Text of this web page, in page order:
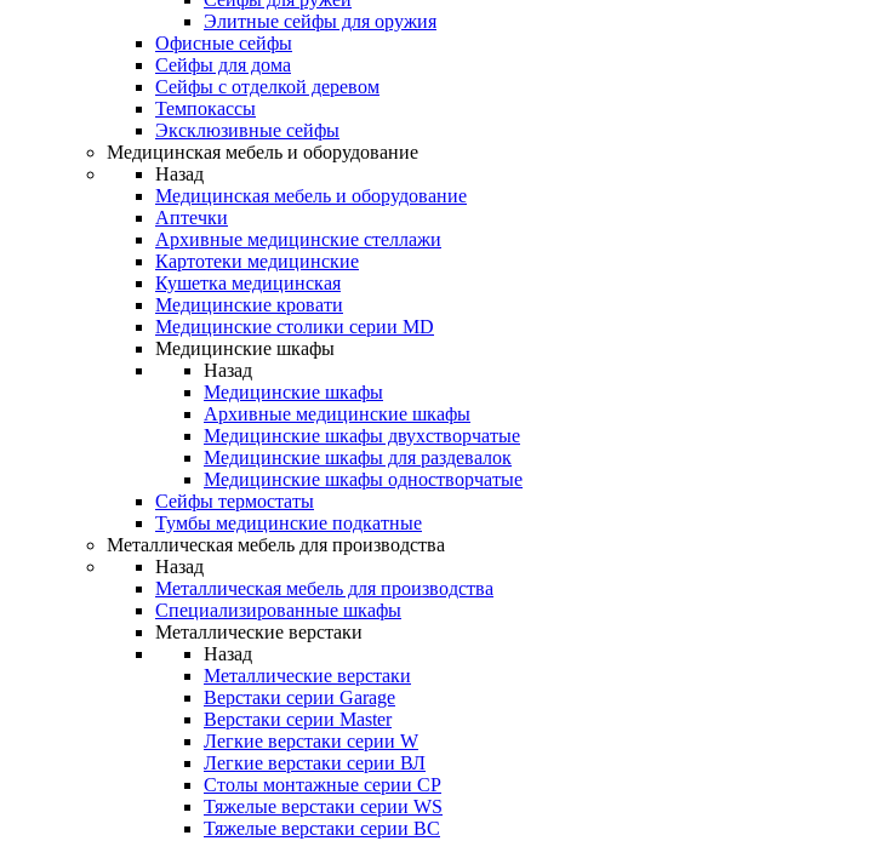
Элитные сейфы для оружия
Офисные сейфы
Сейфы для дома
Сейфы с отделкой деревом
Темпокассы
Эксклюзивные сейфы
Медицинская мебель и оборудование
Назад
Медицинская мебель и оборудование
Аптечки
Архивные медицинские стеллажи
Картотеки медицинские
Кушетка медицинская
Медицинские кровати
Медицинские столики серии MD
Медицинские шкафы
Назад
Медицинские шкафы
Архивные медицинские шкафы
Медицинские шкафы двухстворчатые
Медицинские шкафы для раздевалок
Медицинские шкафы одностворчатые
Сейфы термостаты
Тумбы медицинские подкатные
Металлическая мебель для производства
Назад
Металлическая мебель для производства
Cпециализированные шкафы
Металлические верстаки
Назад
Металлические верстаки
Верстаки серии Garage
Верстаки серии Master
Легкие верстаки серии W
Легкие верстаки серии ВЛ
Столы монтажные серии СР
Тяжелые верстаки серии WS
Тяжелые верстаки серии ВС